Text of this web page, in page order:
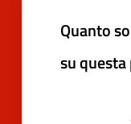
Quanto
su